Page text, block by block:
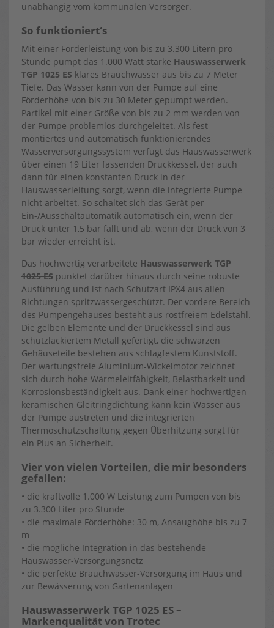
unabhängig vom kommunalen Versorger.
So funktioniert‘s
Mit einer Förderleistung von bis zu 3.300 Litern pro
Stunde pumpt das 1.000 Watt starke Hauswasserwerk
TGP 1025 ES klares Brauchwasser aus bis zu 7 Meter
Tiefe. Das Wasser kann von der Pumpe auf eine
Förderhöhe von bis zu 30 Meter gepumpt werden.
Partikel mit einer Größe von bis zu 2 mm werden von
der Pumpe problemlos durchgeleitet. Als fest
montiertes und automatisch funktionierendes
Wasserversorgungssystem verfügt das Hauswasserwerk
über einen 19 Liter fassenden Druckkessel, der auch
dann für einen konstanten Druck in der
Hauswasserleitung sorgt, wenn die integrierte Pumpe
nicht arbeitet. So schaltet sich das Gerät per
Ein-/Ausschaltautomatik automatisch ein, wenn der
Druck unter 1,5 bar fällt und ab, wenn der Druck von 3
bar wieder erreicht ist.
Das hochwertig verarbeitete Hauswasserwerk TGP
1025 ES punktet darüber hinaus durch seine robuste
Ausführung und ist nach Schutzart IPX4 aus allen
Richtungen spritzwassergeschützt. Der vordere Bereich
des Pumpengehäuses besteht aus rostfreiem Edelstahl.
Die gelben Elemente und der Druckkessel sind aus
schutzlackiertem Metall gefertigt, die schwarzen
Gehäuseteile bestehen aus schlagfestem Kunststoff.
Der wartungsfreie Aluminium-Wickelmotor zeichnet
sich durch hohe Wärmeleitfähigkeit, Belastbarkeit und
Korrosionsbeständigkeit aus. Dank einer hochwertigen
keramischen Gleitringdichtung kann kein Wasser aus
der Pumpe austreten und die integrierten
Thermoschutzschaltung gegen Überhitzung sorgt für
ein Plus an Sicherheit.
Vier von vielen Vorteilen, die mir besonders
gefallen:
• die kraftvolle 1.000 W Leistung zum Pumpen von bis
zu 3.300 Liter pro Stunde
• die maximale Förderhöhe: 30 m, Ansaughöhe bis zu 7
m
• die mögliche Integration in das bestehende
Hauswasser-Versorgungsnetz
• die perfekte Brauchwasser-Versorgung im Haus und
zur Bewässerung von Gartenanlagen
Hauswasserwerk TGP 1025 ES –
Markenqualität von Trotec